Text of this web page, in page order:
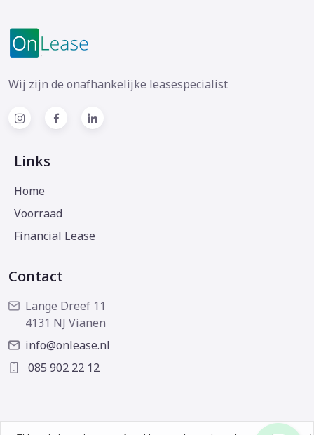
Wij zijn de onafhankelijke leasespecialist
Links
Home
Voorraad
Financial Lease
Contact
Lange Dreef 11
4131 NJ Vianen
info@onlease.nl
085 902 22 12